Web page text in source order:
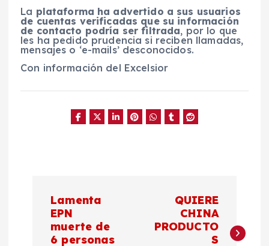
La plataforma ha advertido a sus usuarios
de cuentas verificadas que su información
de contacto podría ser filtrada, por lo que
les ha pedido prudencia si reciben llamadas,
mensajes o ‘e-mails’ desconocidos.
Con información del Excelsior
Lamenta
EPN
muerte de
6 personas
QUIERE
CHINA
PRODUCTO
S